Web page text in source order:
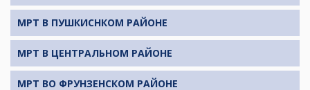
МРТ В ПУШКИСНКОМ РАЙОНЕ
МРТ В ЦЕНТРАЛЬНОМ РАЙОНЕ
МРТ ВО ФРУНЗЕНСКОМ РАЙОНЕ